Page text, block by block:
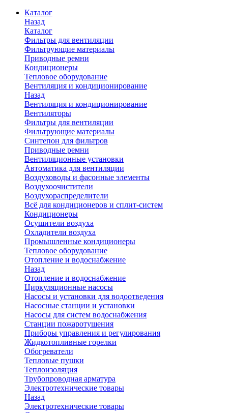
Каталог
Назад
Каталог
Фильтры для вентиляции
Фильтрующие материалы
Приводные ремни
Кондиционеры
Тепловое оборудование
Вентиляция и кондиционирование
Назад
Вентиляция и кондиционирование
Вентиляторы
Фильтры для вентиляции
Фильтрующие материалы
Синтепон для фильтров
Приводные ремни
Вентиляционные установки
Автоматика для вентиляции
Воздуховоды и фасонные элементы
Воздухоочистители
Воздухораспределители
Всё для кондиционеров и сплит-систем
Кондиционеры
Осушители воздуха
Охладители воздуха
Промышленные кондиционеры
Тепловое оборудование
Отопление и водоснабжение
Назад
Отопление и водоснабжение
Циркуляционные насосы
Насосы и установки для водоотведения
Насосные станции и установки
Насосы для систем водоснабжения
Станции пожаротушения
Приборы управления и регулирования
Жидкотопливные горелки
Обогреватели
Тепловые пушки
Теплоизоляция
Трубопроводная арматура
Электротехнические товары
Назад
Электротехнические товары